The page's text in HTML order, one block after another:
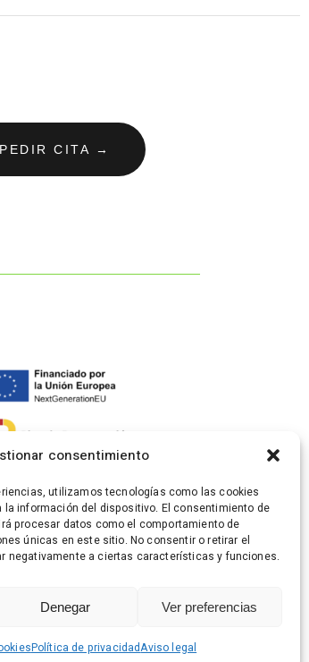
consentimiento
utilizamos tecnologías como las cookies
información del dispositivo. El consentimiento de
procesar datos como el comportamiento de
únicas en este sitio. No consentir o retirar el
negativamente a ciertas características y funciones.
Denegar Ver preferencias
Política de privacidadAviso legal
PEDIR CITA →